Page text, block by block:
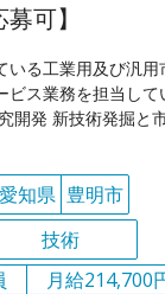
可】
いる工業用及び汎
ス業務を担当して
開発 新技術発掘と
愛知県 豊明市
技術
月給214,700